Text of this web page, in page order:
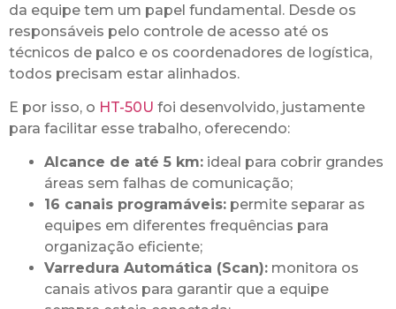
da equipe tem um papel fundamental. Desde os
responsáveis pelo controle de acesso até os
técnicos de palco e os coordenadores de logística,
todos precisam estar alinhados.
E por isso, o HT-50U foi desenvolvido, justamente
para facilitar esse trabalho, oferecendo:
Alcance de até 5 km: ideal para cobrir grandes
áreas sem falhas de comunicação;
16 canais programáveis: permite separar as
equipes em diferentes frequências para
organização eficiente;
Varredura Automática (Scan): monitora os
canais ativos para garantir que a equipe